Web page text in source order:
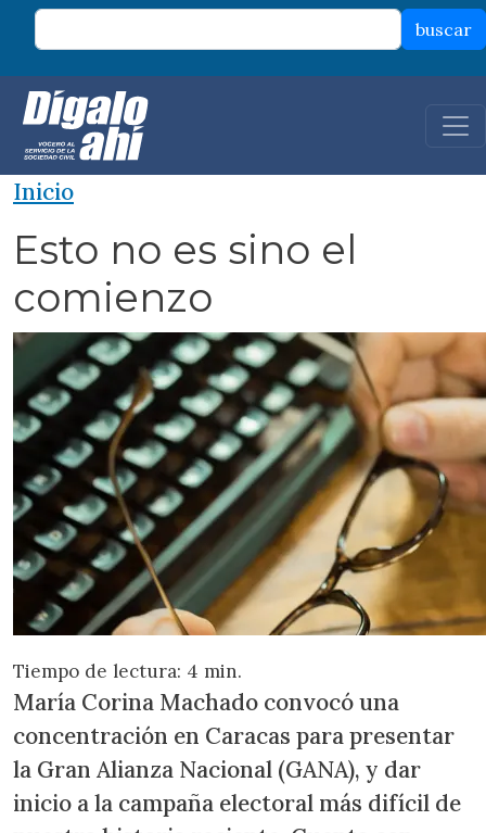
Pasar al contenido principal
buscar
Inicio
Esto no es sino el
comienzo
Tiempo de lectura: 4 min.
María Corina Machado convocó una
concentración en Caracas para presentar
la Gran Alianza Nacional (GANA), y dar
inicio a la campaña electoral más difícil de